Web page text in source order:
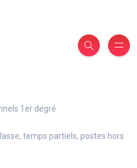
1er degré
temps partiels, postes hors